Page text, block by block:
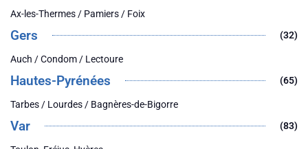
Ax-les-Thermes / Pamiers / Foix
Gers (32)
Auch / Condom / Lectoure
Hautes-Pyrénées (65)
Tarbes / Lourdes / Bagnères-de-Bigorre
Var (83)